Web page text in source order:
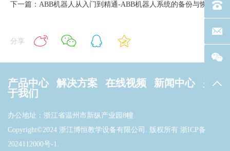
下一篇：ABB机器人从入门到精通-ABB机器人系统的备份与恢复
分享
产品中心 解决方案 在线视频 新闻中心
关
于我们
办公地址：浙江省温州市新纵产业园8幢
Copyright©2024 浙江博恒教学设备有限公司. 版权所有 浙ICP备
2024112000号-1.
电话
联系
返回